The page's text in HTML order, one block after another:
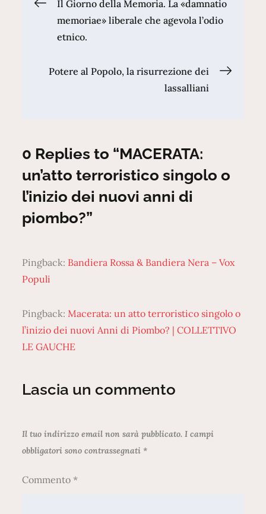
articoli
Il Giorno della Memoria. La «damnatio
memoriae» liberale che agevola l’odio
etnico.
Potere al Popolo, la risurrezione dei
lassalliani
0 Replies to “MACERATA:
un’atto terroristico singolo o
l’inizio dei nuovi anni di
piombo?”
Pingback: Bandiera Rossa & Bandiera Nera – Vox
Populi
Pingback:Macerata: un atto terroristico singolo o
l’inizio dei nuovi Anni di Piombo? | COLLETTIVO
LE GAUCHE
Lascia un commento
Il tuo indirizzo email non sarà pubblicato. I campi
obbligatori sono contrassegnati *
Commento*